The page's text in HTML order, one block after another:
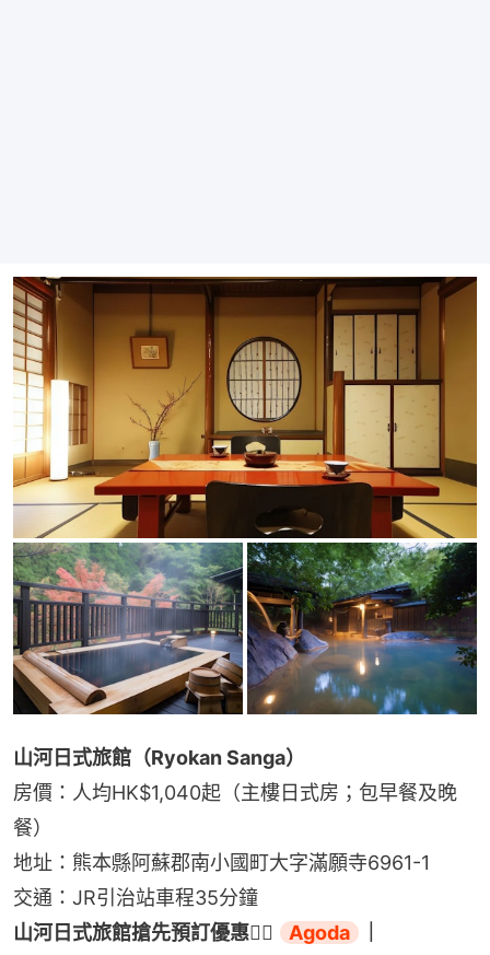
山河日式旅館（Ryokan Sanga）
房價：人均HK$1,040起（主樓日式房；包早餐及晚
餐）
地址：熊本縣阿蘇郡南小國町大字滿願寺6961-1
交通：JR引治站車程35分鐘
山河日式旅館搶先預訂優惠👉🏻
Agoda